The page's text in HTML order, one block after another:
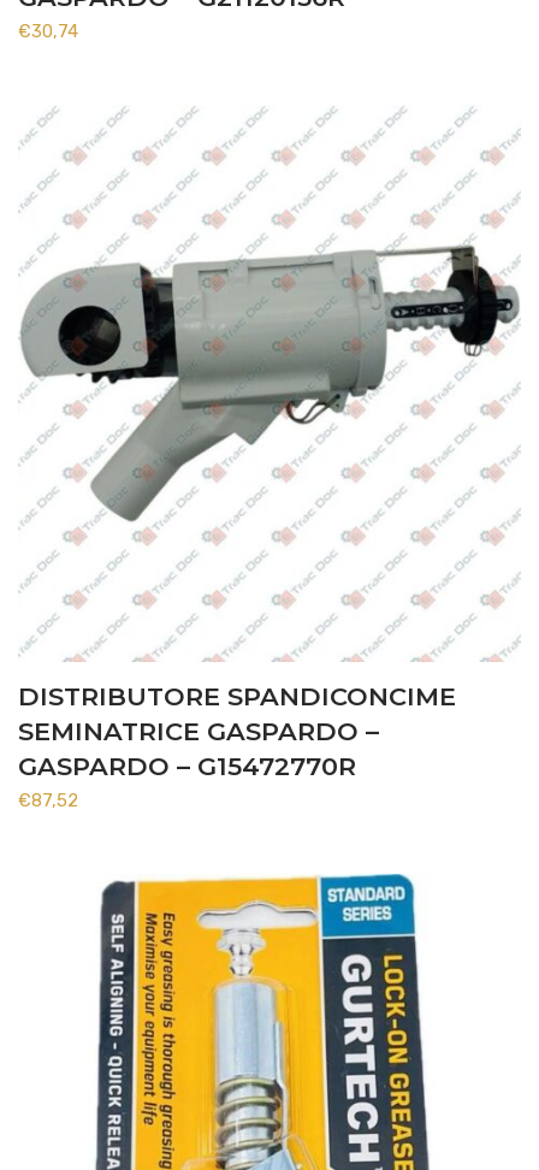
€30,74
DISTRIBUTORE SPANDICONCIME
SEMINATRICE GASPARDO –
GASPARDO – G15472770R
€87,52